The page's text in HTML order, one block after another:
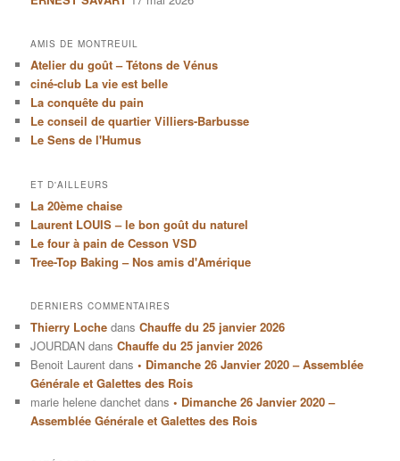
AMIS DE MONTREUIL
Atelier du goût – Tétons de Vénus
ciné-club La vie est belle
La conquête du pain
Le conseil de quartier Villiers-Barbusse
Le Sens de l'Humus
ET D'AILLEURS
La 20ème chaise
Laurent LOUIS – le bon goût du naturel
Le four à pain de Cesson VSD
Tree-Top Baking – Nos amis d'Amérique
DERNIERS COMMENTAIRES
Thierry Loche dansChauffe du 25 janvier 2026
JOURDAN dansChauffe du 25 janvier 2026
Benoit Laurent dans• Dimanche 26 Janvier 2020 – Assemblée
Générale et Galettes des Rois
marie helene danchet dans• Dimanche 26 Janvier 2020 –
Assemblée Générale et Galettes des Rois